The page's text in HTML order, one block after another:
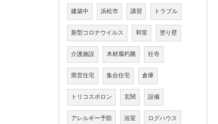
建築中 浜松市 講習 トラブル
新型コロナウイルス 和室 塗り壁
介護施設 木材腐朽菌 社寺
県営住宅 集合住宅 倉庫
トリコスポロン 玄関 設備
アレルギー予防 浴室 ログハウス